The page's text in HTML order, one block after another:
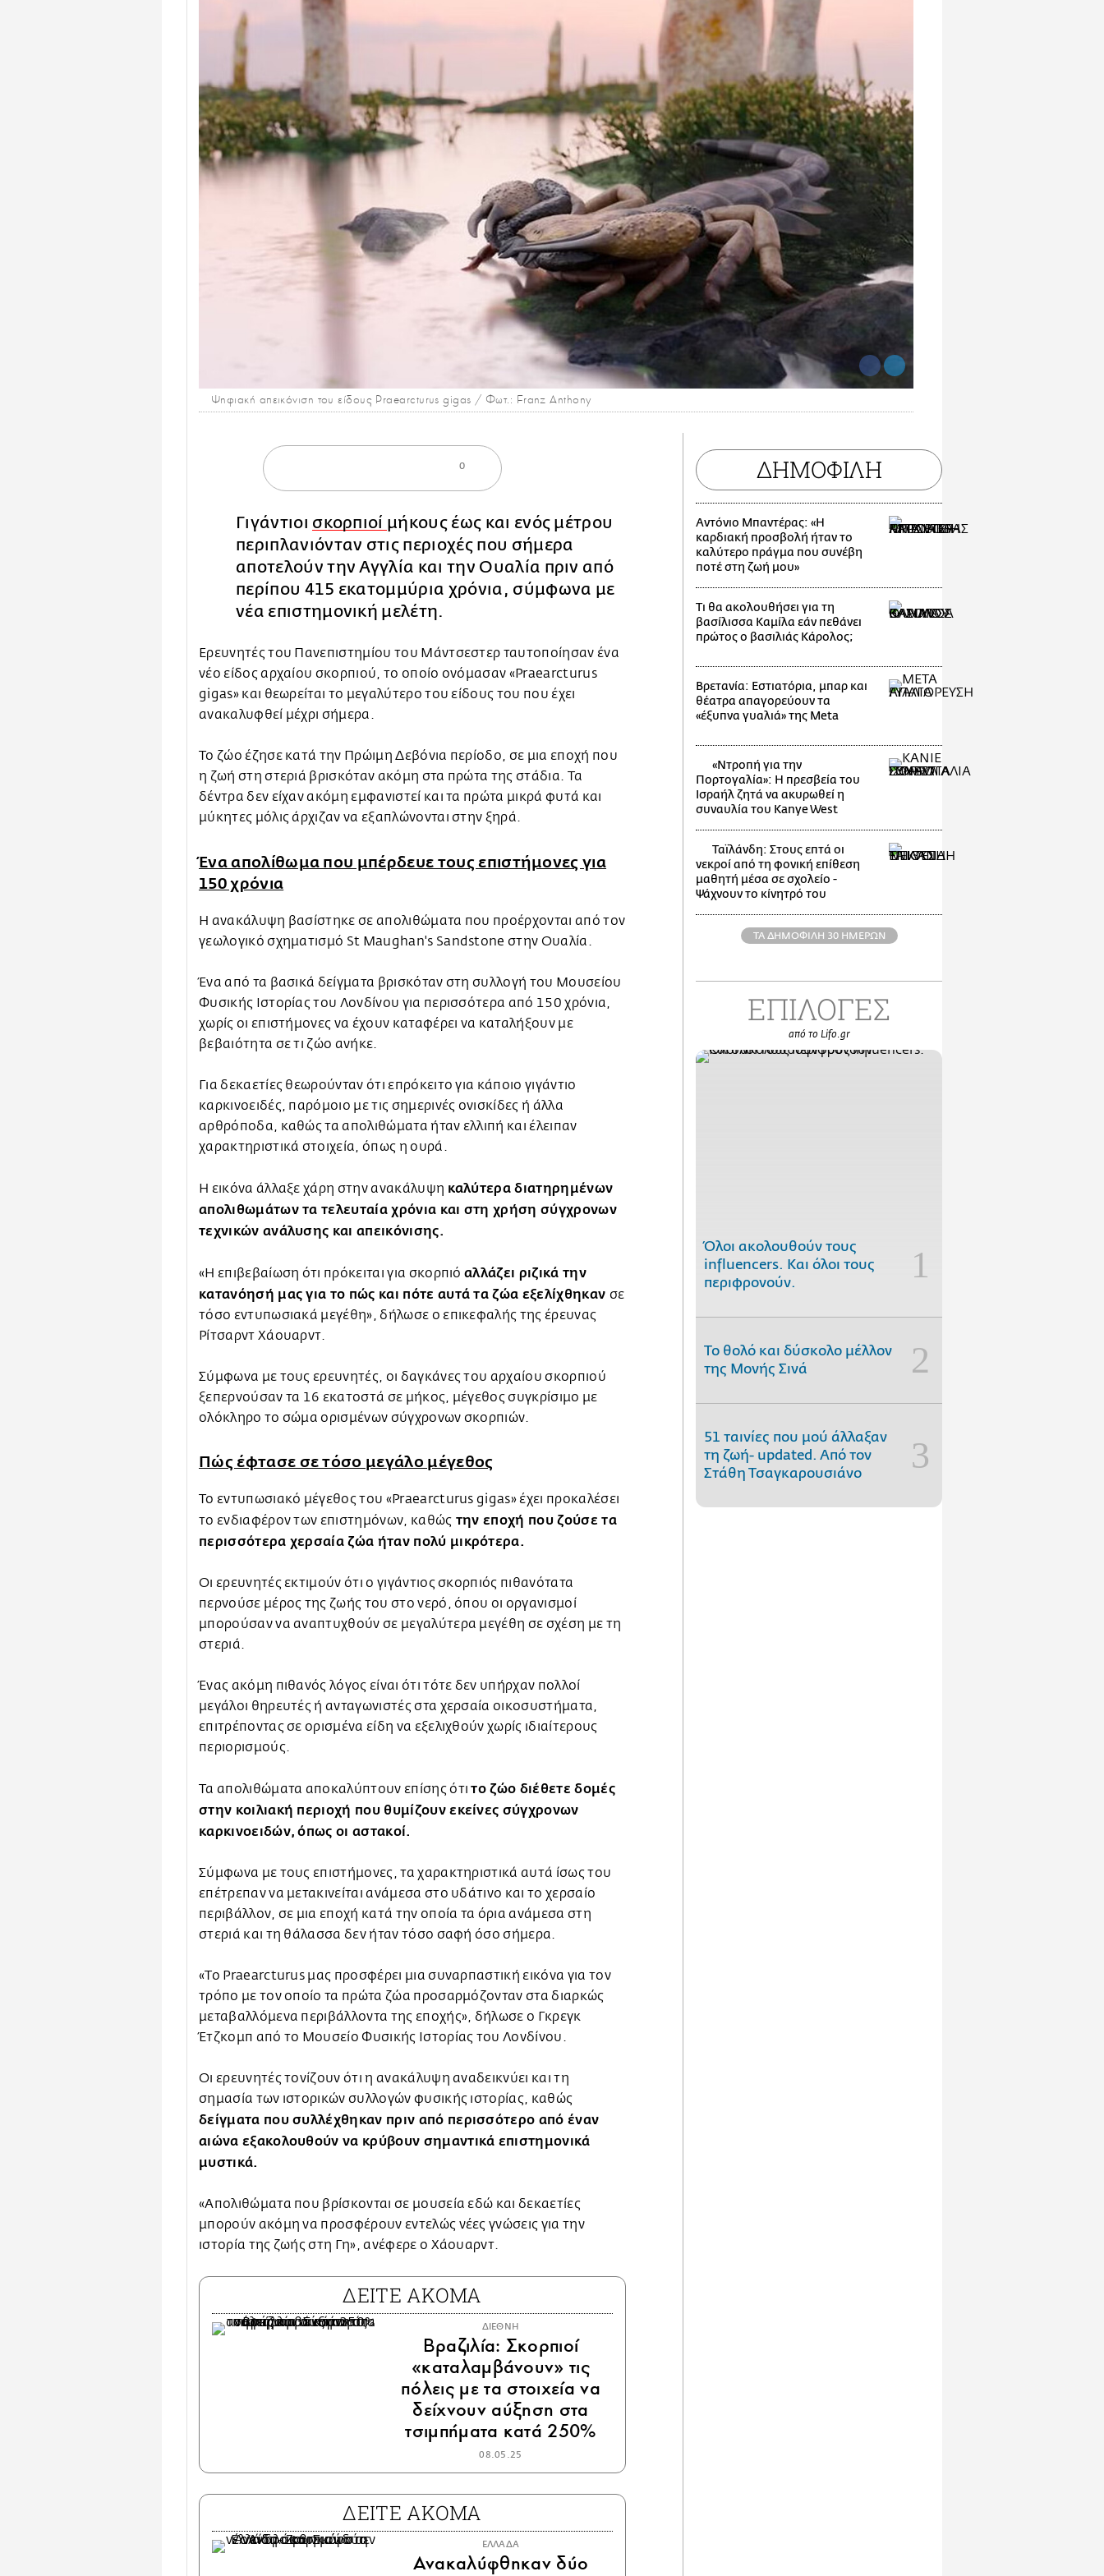
Ψηφιακή απεικόνιση του είδους Praearcturus gigas / Φωτ.: Franz Anthony
0
Γιγάντιοι σκορπιοί μήκους έως και ενός μέτρου
περιπλανιόνταν στις περιοχές που σήμερα
αποτελούν την Αγγλία και την Ουαλία πριν από
περίπου 415 εκατομμύρια χρόνια, σύμφωνα με
νέα επιστημονική μελέτη.
Ερευνητές του Πανεπιστημίου του Μάντσεστερ ταυτοποίησαν ένα
νέο είδος αρχαίου σκορπιού, το οποίο ονόμασαν «Praearcturus
gigas» και θεωρείται το μεγαλύτερο του είδους του που έχει
ανακαλυφθεί μέχρι σήμερα.
Το ζώο έζησε κατά την Πρώιμη Δεβόνια περίοδο, σε μια εποχή που
η ζωή στη στεριά βρισκόταν ακόμη στα πρώτα της στάδια. Τα
δέντρα δεν είχαν ακόμη εμφανιστεί και τα πρώτα μικρά φυτά και
μύκητες μόλις άρχιζαν να εξαπλώνονται στην ξηρά.
Ένα απολίθωμα που μπέρδευε τους επιστήμονες για
150 χρόνια
Η ανακάλυψη βασίστηκε σε απολιθώματα που προέρχονται από τον
γεωλογικό σχηματισμό St Maughan's Sandstone στην Ουαλία.
Ένα από τα βασικά δείγματα βρισκόταν στη συλλογή του Μουσείου
Φυσικής Ιστορίας του Λονδίνου για περισσότερα από 150 χρόνια,
χωρίς οι επιστήμονες να έχουν καταφέρει να καταλήξουν με
βεβαιότητα σε τι ζώο ανήκε.
Για δεκαετίες θεωρούνταν ότι επρόκειτο για κάποιο γιγάντιο
καρκινοειδές, παρόμοιο με τις σημερινές ονισκίδες ή άλλα
αρθρόποδα, καθώς τα απολιθώματα ήταν ελλιπή και έλειπαν
χαρακτηριστικά στοιχεία, όπως η ουρά.
Η εικόνα άλλαξε χάρη στην ανακάλυψη καλύτερα διατηρημένων
απολιθωμάτων τα τελευταία χρόνια και στη χρήση σύγχρονων
τεχνικών ανάλυσης και απεικόνισης.
«Η επιβεβαίωση ότι πρόκειται για σκορπιόαλλάζει ριζικά την
κατανόησή μας για το πώς και πότε αυτά τα ζώα εξελίχθηκαν σε
τόσο εντυπωσιακά μεγέθη», δήλωσε ο επικεφαλής της έρευνας
Ρίτσαρντ Χάουαρντ.
Σύμφωνα με τους ερευνητές, οι δαγκάνες του αρχαίου σκορπιού
ξεπερνούσαν τα 16 εκατοστά σε μήκος, μέγεθος συγκρίσιμο με
ολόκληρο το σώμα ορισμένων σύγχρονων σκορπιών.
Πώς έφτασε σε τόσο μεγάλο μέγεθος
Το εντυπωσιακό μέγεθος του «Praearcturus gigas» έχει προκαλέσει
το ενδιαφέρον των επιστημόνων, καθώς την εποχή που ζούσε τα
περισσότερα χερσαία ζώα ήταν πολύ μικρότερα.
Οι ερευνητές εκτιμούν ότι ο γιγάντιος σκορπιός πιθανότατα
περνούσε μέρος της ζωής του στο νερό, όπου οι οργανισμοί
μπορούσαν να αναπτυχθούν σε μεγαλύτερα μεγέθη σε σχέση με τη
στεριά.
Ένας ακόμη πιθανός λόγος είναι ότι τότε δεν υπήρχαν πολλοί
μεγάλοι θηρευτές ή ανταγωνιστές στα χερσαία οικοσυστήματα,
επιτρέποντας σε ορισμένα είδη να εξελιχθούν χωρίς ιδιαίτερους
περιορισμούς.
Τα απολιθώματα αποκαλύπτουν επίσης ότιτο ζώο διέθετε δομές
στην κοιλιακή περιοχή που θυμίζουν εκείνες σύγχρονων
καρκινοειδών, όπως οι αστακοί.
Σύμφωνα με τους επιστήμονες, τα χαρακτηριστικά αυτά ίσως του
επέτρεπαν να μετακινείται ανάμεσα στο υδάτινο και το χερσαίο
περιβάλλον, σε μια εποχή κατά την οποία τα όρια ανάμεσα στη
στεριά και τη θάλασσα δεν ήταν τόσο σαφή όσο σήμερα.
«Το Praearcturus μας προσφέρει μια συναρπαστική εικόνα για τον
τρόπο με τον οποίο τα πρώτα ζώα προσαρμόζονταν στα διαρκώς
μεταβαλλόμενα περιβάλλοντα της εποχής», δήλωσε ο Γκρεγκ
Έτζκομπ από το Μουσείο Φυσικής Ιστορίας του Λονδίνου.
Οι ερευνητές τονίζουν ότι η ανακάλυψη αναδεικνύει και τη
σημασία των ιστορικών συλλογών φυσικής ιστορίας, καθώς
δείγματα που συλλέχθηκαν πριν από περισσότερο από έναν
αιώνα εξακολουθούν να κρύβουν σημαντικά επιστημονικά
μυστικά.
«Απολιθώματα που βρίσκονται σε μουσεία εδώ και δεκαετίες
μπορούν ακόμη να προσφέρουν εντελώς νέες γνώσεις για την
ιστορία της ζωής στη Γη», ανέφερε ο Χάουαρντ.
ΔΕΙΤΕ ΑΚΟΜΑ
ΔΙΕΘΝΗ
Βραζιλία: Σκορπιοί
«καταλαμβάνουν» τις
πόλεις με τα στοιχεία να
δείχνουν αύξηση στα
τσιμπήματα κατά 250%
08.05.25
ΔΕΙΤΕ ΑΚΟΜΑ
ΕΛΛΑΔΑ
Ανακαλύφθηκαν δύο
ΔΗΜΟΦΙΛΗ
Αντόνιο Μπαντέρας: «Η
καρδιακή προσβολή ήταν το
καλύτερο πράγμα που συνέβη
ποτέ στη ζωή μου»
Τι θα ακολουθήσει για τη
βασίλισσα Καμίλα εάν πεθάνει
πρώτος ο βασιλιάς Κάρολος;
Βρετανία: Εστιατόρια, μπαρ και
θέατρα απαγορεύουν τα
«έξυπνα γυαλιά» της Meta
«Ντροπή για την
Πορτογαλία»: Η πρεσβεία του
Ισραήλ ζητά να ακυρωθεί η
συναυλία του Kanye West
Ταϊλάνδη: Στους επτά οι
νεκροί από τη φονική επίθεση
μαθητή μέσα σε σχολείο -
Ψάχνουν το κίνητρό του
ΤΑ ΔΗΜΟΦΙΛΗ 30 ΗΜΕΡΩΝ
ΕΠΙΛΟΓΕΣ
από το Lifo.gr
Όλοι ακολουθούν τους
influencers. Και όλοι τους
περιφρονούν.
Το θολό και δύσκολο μέλλον
της Μονής Σινά
51 ταινίες που μού άλλαξαν
τη ζωή- updated. Aπό τον
Στάθη Τσαγκαρουσιάνο